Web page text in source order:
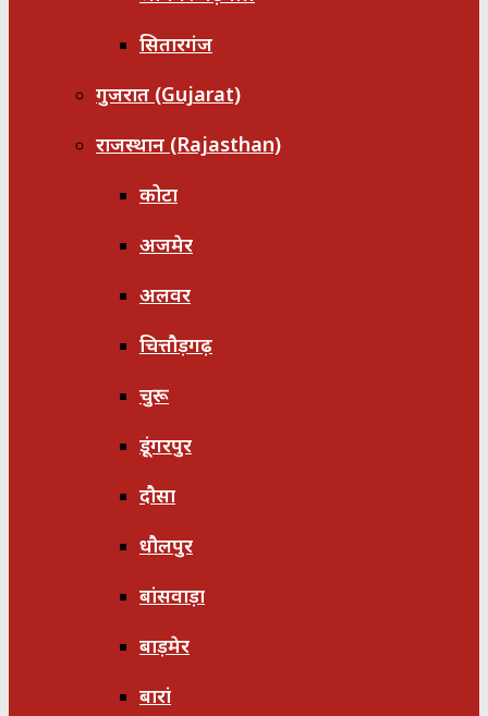
सितारगंज
गुजरात (Gujarat)
राजस्थान (Rajasthan)
कोटा
अजमेर
अलवर
चित्तौड़गढ़
चुरू
डूंगरपुर
दौसा
धौलपुर
बांसवाड़ा
बाड़मेर
बारां